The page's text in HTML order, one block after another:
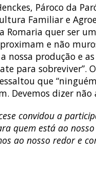
Pároco da
Familiar e
Romaria quer ser
e não
nossa produção e
para sobreviver”.
que
Devemos dizer não
convidou a
quem está ao
ao nosso redor e